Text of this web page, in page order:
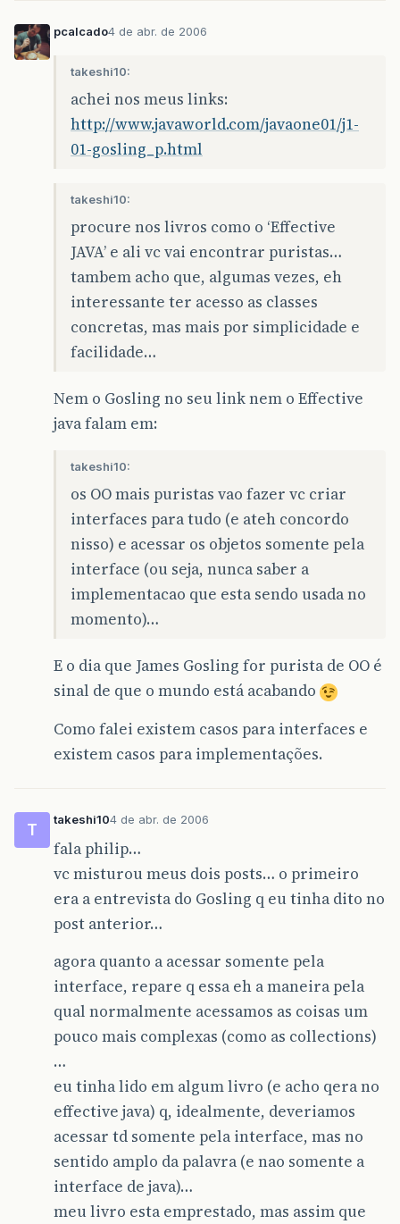
pcalcado4 de abr. de 2006
takeshi10:
achei nos meus links:
http://www.javaworld.com/javaone01/j1-
01-gosling_p.html
takeshi10:
procure nos livros como o ‘Effective
JAVA’ e ali vc vai encontrar puristas…
tambem acho que, algumas vezes, eh
interessante ter acesso as classes
concretas, mas mais por simplicidade e
facilidade…
Nem o Gosling no seu link nem o Effective
java falam em:
takeshi10:
os OO mais puristas vao fazer vc criar
interfaces para tudo (e ateh concordo
nisso) e acessar os objetos somente pela
interface (ou seja, nunca saber a
implementacao que esta sendo usada no
momento)…
E o dia que James Gosling for purista de OO é
sinal de que o mundo está acabando
Como falei existem casos para interfaces e
existem casos para implementações.
T
takeshi104 de abr. de 2006
fala philip…
vc misturou meus dois posts… o primeiro
era a entrevista do Gosling q eu tinha dito no
post anterior…
agora quanto a acessar somente pela
interface, repare q essa eh a maneira pela
qual normalmente acessamos as coisas um
pouco mais complexas (como as collections)
…
eu tinha lido em algum livro (e acho qera no
effective java) q, idealmente, deveriamos
acessar td somente pela interface, mas no
sentido amplo da palavra (e nao somente a
interface de java)…
meu livro esta emprestado, mas assim que